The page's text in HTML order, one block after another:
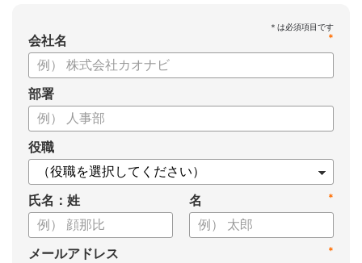
*
会社名
部署
役職
氏名：姓 *
名
*
メールアドレス